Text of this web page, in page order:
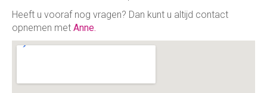
Heeft u vooraf nog vragen? Dan kunt u altijd contact
opnemen met Anne.